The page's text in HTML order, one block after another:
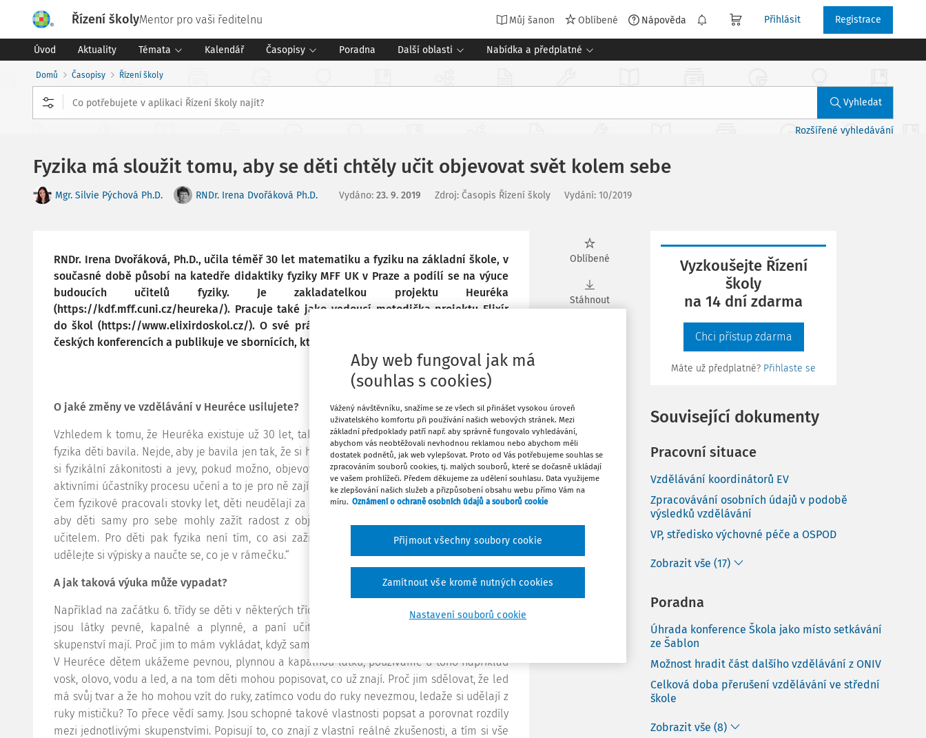
Řízení školyMentor pro vaši ředitelnu Můj šanon Oblíbené Nápověda Přihlásit Registrace
Úvod Aktuality Témata Kalendář Časopisy Poradna Další oblasti Nabídka a předplatné
Domů Časopisy Řízení školy
Vyhledat
Rozšířené vyhledávání
Fyzika má sloužit tomu, aby se děti chtěly učit objevovat svět kolem sebe
Mgr. Silvie Pýchová Ph.D. RNDr. Irena Dvořáková Ph.D. Vydáno: 23. 9. 2019 Zdroj: Časopis Řízení školy Vydání: 10/2019
RNDr. Irena Dvořáková, Ph.D., učila téměř 30 let matematiku a fyziku na základní škole, v
současné době působí na katedře didaktiky fyziky MFF UK v Praze a podílí se na výuce
budoucích učitelů fyziky. Je zakladatelkou projektu Heuréka
(https://kdf.mff.cuni.cz/heureka/). Pracuje také jako vedoucí metodička projektu Elixír
do škol (https://www.elixirdoskol.cz/). O své práci informuje kolegy na zahraničních i
českých konferencích a publikuje ve sbornících, které z nich vznikají.
O jaké změny ve vzdělávání v Heuréce usilujete?
Vzhledem k tomu, že Heuréka existuje už 30 let, tak se už docela dlouho snažíme o to, aby
fyzika děti bavila. Nejde, aby je bavila jen tak, že si hrají, že by to pro ně byla zábava, ale aby
si fyzikální zákonitosti a jevy, pokud možno, objevovaly samy pro sebe. Žáci se tedy stávají
aktivními účastníky procesu učení a to je pro ně zajímavé, to je baví. Je jasné, že všechno, na
čem fyzikové pracovali stovky let, děti neudělají za čtyři roky základní školy. To znamená, že
aby děti samy pro sebe mohly zažít radost z objevování, musí jít o objevování vedené
učitelem. Pro děti pak fyzika není tím, co asi zažili mnozí dospělí: „Otevřete si učebnici,
udělejte si výpisky a naučte se, co je v rámečku.“
A jak taková výuka může vypadat?
Například na začátku 6. třídy se děti v některých třídách učí vlastnosti látek, dozvídají se, že
jsou látky pevné, kapalné a plynné, a paní učitelka jim vykládá, jaké vlastnosti tato
skupenství mají. Proč jim to mám vykládat, když sami žáci toho už o světě vědí velmi mnoho?
V Heuréce dětem ukážeme pevnou, plynnou a kapalnou látku, používáme u toho například
vosk, olovo, vodu a led, a na tom děti mohou popisovat, co už znají. Proč jim sdělovat, že led
má svůj tvar a že ho mohou vzít do ruky, zatímco vodu do ruky nevezmou, ledaže si udělají z
ruky mističku? To přece vědí samy. Jsou schopné takové vlastnosti popsat a porovnat rozdíly
mezi jednotlivými skupenstvími. Popisují to, co znají z vlastní reálné zkušenosti, a tím si vše
Oblíbené
Stáhnout
Poznámka
Vyzkoušejte Řízení
školy
na 14 dní zdarma
Chci přístup zdarma
Máte už předplatné? Přihlaste se
Související dokumenty
Pracovní situace
Vzdělávání koordinátorů EV
Zpracovávání osobních údajů v podobě
výsledků vzdělávání
VP, středisko výchovné péče a OSPOD
Zobrazit vše (17)
Poradna
Úhrada konference Škola jako místo setkávání
ze Šablon
Možnost hradit část dalšího vzdělávání z ONIV
Celková doba přerušení vzdělávání ve střední
škole
Zobrazit vše (8)
Aby web fungoval jak má
(souhlas s cookies)
Vážený návštěvníku, snažíme se ze všech sil přinášet vysokou úroveň
uživatelského komfortu při používání našich webových stránek. Mezi
základní předpoklady patří např. aby správně fungovalo vyhledávání,
abychom vás neobtěžovali nevhodnou reklamou nebo abychom měli
dostatek podnětů, jak web vylepšovat. Proto od Vás potřebujeme souhlas se
zpracováním souborů cookies, tj. malých souborů, které se dočasně ukládají
ve vašem prohlížeči. Předem děkujeme za udělení souhlasu. Data využijeme
ke zlepšování našich služeb a přizpůsobení obsahu webu přímo Vám na
míru. Oznámení o ochraně osobních údajů a souborů cookie
Nastavení souborů cookie
Zamítnout vše kromě nutných cookies
Přijmout všechny soubory cookie